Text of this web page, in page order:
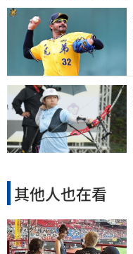
其他人也在看